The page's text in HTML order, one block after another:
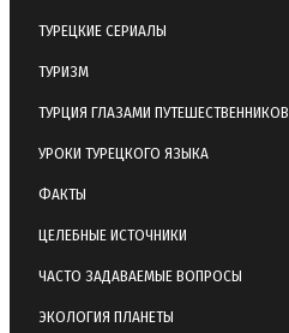
ТУРЕЦКИЕ СЕРИАЛЫ
ТУРИЗМ
ТУРЦИЯ ГЛАЗАМИ ПУТЕШЕСТВЕННИКОВ
УРОКИ ТУРЕЦКОГО ЯЗЫКА
ФАКТЫ
ЦЕЛЕБНЫЕ ИСТОЧНИКИ
ЧАСТО ЗАДАВАЕМЫЕ ВОПРОСЫ
ЭКОЛОГИЯ ПЛАНЕТЫ